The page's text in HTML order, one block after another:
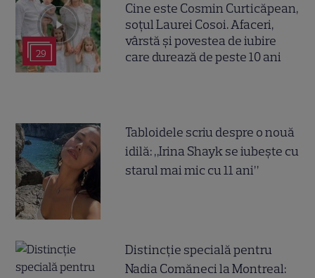
29
Cine este Cosmin Curticăpean,
soțul Laurei Cosoi. Afaceri,
vârstă și povestea de iubire
care durează de peste 10 ani
Tabloidele scriu despre o nouă
idilă: „Irina Shayk se iubește cu
starul mai mic cu 11 ani”
Distincție specială pentru
Nadia Comăneci la Montreal: